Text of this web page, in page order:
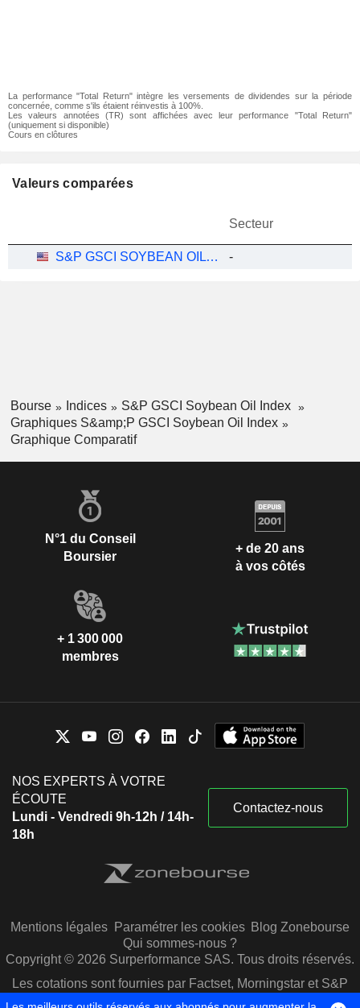
La performance "Total Return" intègre les versements de dividendes sur la période
concernée, comme s'ils étaient réinvestis à 100%.
Les valeurs annotées (TR) sont affichées avec leur performance "Total Return"
(uniquement si disponible)
Cours en clôtures
Valeurs comparées
Secteur
S&P GSCI SOYBEAN OIL INDEX -
Bourse Indices
S&P GSCI Soybean Oil Index
Graphiques S&amp;P GSCI Soybean Oil Index
Graphique Comparatif
N°1 du Conseil
Boursier
+ de 20 ans
à vos côtés
+ 1 300 000
membres
NOS EXPERTS À VOTRE
ÉCOUTE
Lundi - Vendredi 9h-12h / 14h-
18h
Contactez-nous
Mentions légales Paramétrer les cookies Blog Zonebourse
Qui sommes-nous ?
Copyright © 2026 Surperformance SAS. Tous droits réservés.
Les cotations sont fournies par Factset, Morningstar et S&P
Capital IQ